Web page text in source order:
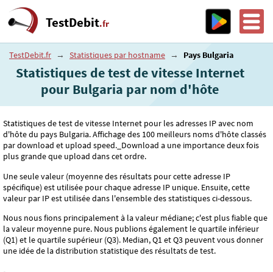
TestDebit.fr
TestDebit.fr → Statistiques par hostname → Pays Bulgaria
Statistiques de test de vitesse Internet
pour Bulgaria par nom d'hôte
Statistiques de test de vitesse Internet pour les adresses IP avec nom
d'hôte du pays Bulgaria. Affichage des 100 meilleurs noms d'hôte classés
par download et upload speed._Download a une importance deux fois
plus grande que upload dans cet ordre.
Une seule valeur (moyenne des résultats pour cette adresse IP
spécifique) est utilisée pour chaque adresse IP unique. Ensuite, cette
valeur par IP est utilisée dans l'ensemble des statistiques ci-dessous.
Nous nous fions principalement à la valeur médiane; c'est plus fiable que
la valeur moyenne pure. Nous publions également le quartile inférieur
(Q1) et le quartile supérieur (Q3). Median, Q1 et Q3 peuvent vous donner
une idée de la distribution statistique des résultats de test.